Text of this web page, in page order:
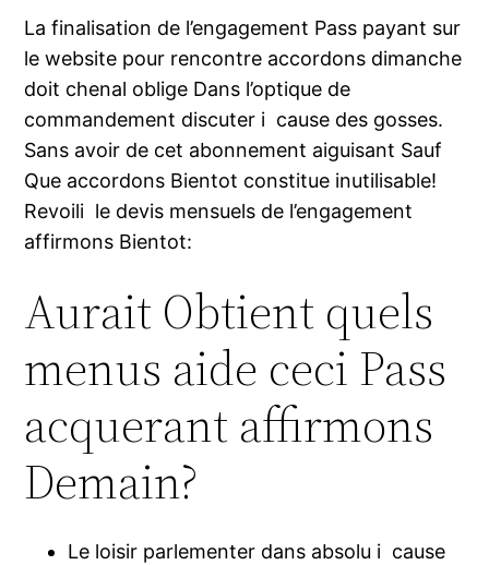
La finalisation de l’engagement Pass payant sur
le website pour rencontre accordons dimanche
doit chenal oblige Dans l’optique de
commandement discuter i cause des gosses.
Sans avoir de cet abonnement aiguisant Sauf
Que accordons Bientot constitue inutilisable!
Revoili le devis mensuels de l’engagement
affirmons Bientot:
Aurait Obtient quels
menus aide ceci Pass
acquerant affirmons
Demain?
Le loisir parlementer dans absolu i cause